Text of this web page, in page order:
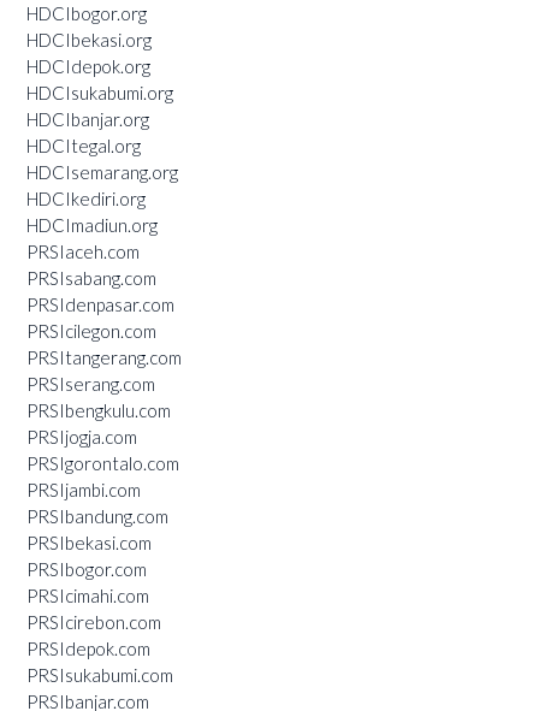
HDCIbogor.org
HDCIbekasi.org
HDCIdepok.org
HDCIsukabumi.org
HDCIbanjar.org
HDCItegal.org
HDCIsemarang.org
HDCIkediri.org
HDCImadiun.org
PRSIaceh.com
PRSIsabang.com
PRSIdenpasar.com
PRSIcilegon.com
PRSItangerang.com
PRSIserang.com
PRSIbengkulu.com
PRSIjogja.com
PRSIgorontalo.com
PRSIjambi.com
PRSIbandung.com
PRSIbekasi.com
PRSIbogor.com
PRSIcimahi.com
PRSIcirebon.com
PRSIdepok.com
PRSIsukabumi.com
PRSIbanjar.com